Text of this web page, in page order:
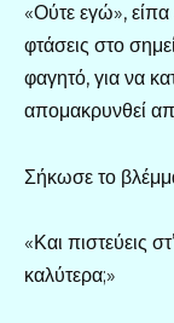
«Ούτε εγώ», είπα
φτάσεις στο
φαγητό, για να
απομακρυνθεί
Σήκωσε το
«Και πιστεύεις
καλύτερα;»